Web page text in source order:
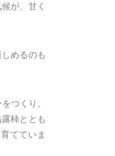
が、甘く
めるのも
つくり、
柿ととも
てていま